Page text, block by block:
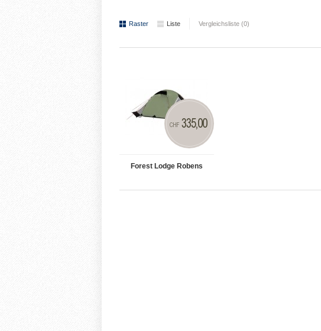
Raster Liste Vergleichsliste (0)
Forest Lodge Robens
CHF 335,00